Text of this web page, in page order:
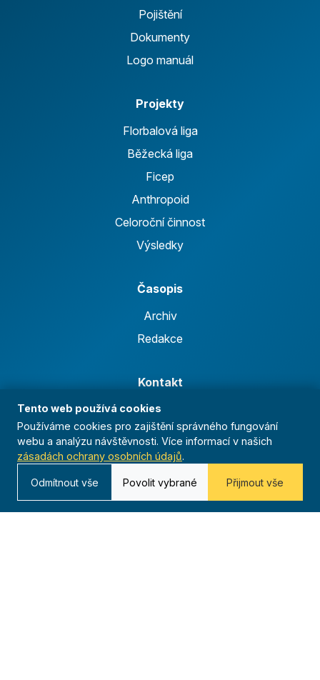
Pojištění
Dokumenty
Logo manuál
Projekty
Florbalová liga
Běžecká liga
Ficep
Anthropoid
Celoroční činnost
Výsledky
Časopis
Archiv
Redakce
Kontakt
Kurská 792/3,
625 00 Brno
IČO 00544833
Kontaktujte nás
Tento web používá cookies
Používáme cookies pro zajištění správného fungování
webu a analýzu návštěvnosti. Více informací v našich
zásadách ochrany osobních údajů.
Odmítnout vše Povolit vybrané Přijmout vše